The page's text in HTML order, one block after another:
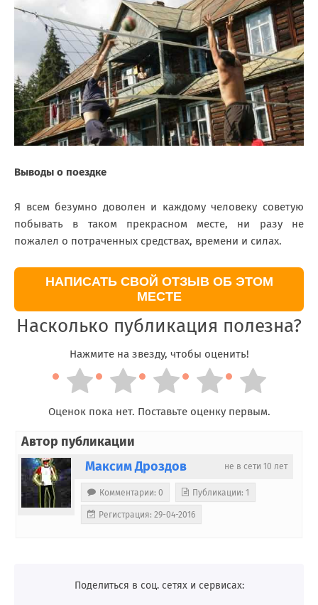
Выводы о поездке
Я всем безумно доволен и каждому человеку советую
побывать в таком прекрасном месте, ни разу не
пожалел о потраченных средствах, времени и силах.
НАПИСАТЬ СВОЙ ОТЗЫВ ОБ ЭТОМ
МЕСТЕ
Насколько публикация полезна?
Нажмите на звезду, чтобы оценить!
Оценок пока нет. Поставьте оценку первым.
Автор публикации
не в сети 10 лет
Максим Дроздов
Комментарии: 0 Публикации: 1
Регистрация: 29-04-2016
Поделиться в соц. сетях и сервисах: